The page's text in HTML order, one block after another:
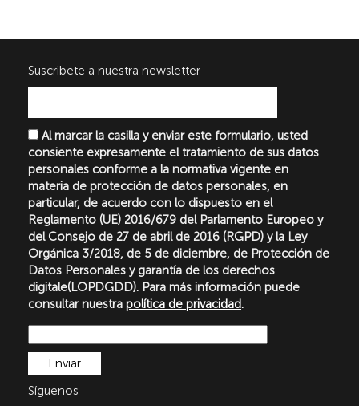
Suscribete a nuestra newsletter
Al marcar la casilla y enviar este formulario, usted
consiente expresamente el tratamiento de sus datos
personales conforme a la normativa vigente en
materia de protección de datos personales, en
particular, de acuerdo con lo dispuesto en el
Reglamento (UE) 2016/679 del Parlamento Europeo y
del Consejo de 27 de abril de 2016 (RGPD) y la Ley
Orgánica 3/2018, de 5 de diciembre, de Protección de
Datos Personales y garantía de los derechos
digitale(LOPDGDD). Para más información puede
consultar nuestra política de privacidad.
Síguenos